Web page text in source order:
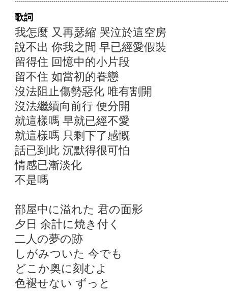
歌詞
我怎麼 又再瑟縮 哭泣於這空房
說不出 你我之間 早已經愛假裝
留得住 回憶中的小片段
留不住 如當初的眷戀
沒法阻止傷勢惡化 唯有割開
沒法繼續向前行 便分開
就這樣嗎 早就已經不愛
就這樣嗎 只剩下了感慨
話已到此 沉默得很可怕
情感已漸淡化
不是嗎
部屋中に溢れた 君の面影
夕日 余計に焼き付く
二人の夢の跡
しがみついた 今でも
どこか奥に刻むよ
色褪せない ずっと